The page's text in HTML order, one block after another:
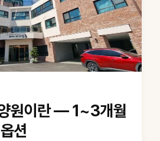
원이란 — 1~3개월
션